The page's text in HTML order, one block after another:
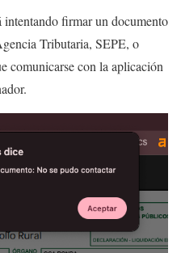
intentando firmar un documento
Tributaria, SEPE, o
comunicarse con la aplicación